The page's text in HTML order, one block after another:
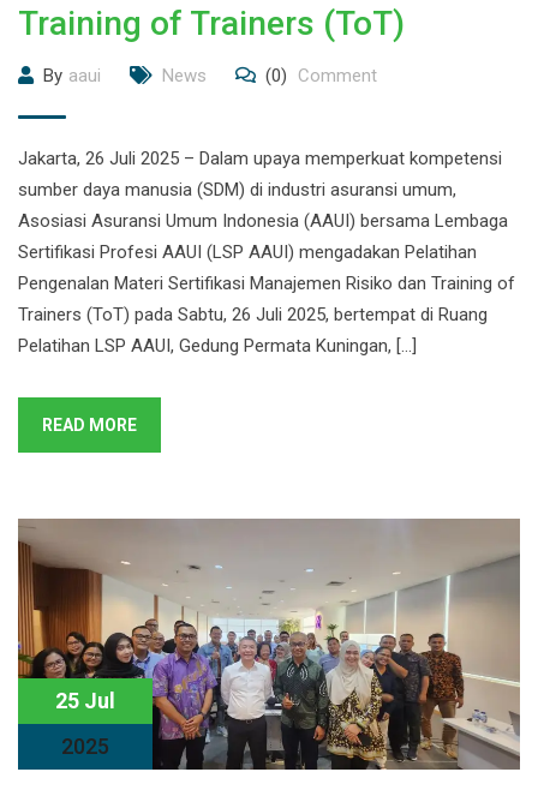
Training of Trainers (ToT)
By aaui News (0) Comment
Jakarta, 26 Juli 2025 – Dalam upaya memperkuat kompetensi
sumber daya manusia (SDM) di industri asuransi umum,
Asosiasi Asuransi Umum Indonesia (AAUI) bersama Lembaga
Sertifikasi Profesi AAUI (LSP AAUI) mengadakan Pelatihan
Pengenalan Materi Sertifikasi Manajemen Risiko dan Training of
Trainers (ToT) pada Sabtu, 26 Juli 2025, bertempat di Ruang
Pelatihan LSP AAUI, Gedung Permata Kuningan, […]
READ MORE
25 Jul
2025